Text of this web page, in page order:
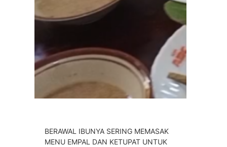
BERAWAL IBUNYA SERING MEMASAK
MENU EMPAL DAN KETUPAT UNTUK